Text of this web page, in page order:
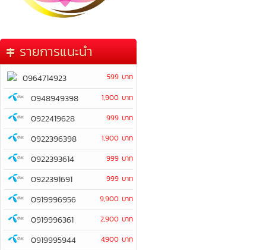
รายการแนะนำ
0964714923 599 บาท
0948949398 1,900 บาท
0922419628 999 บาท
0922396398 1,900 บาท
0922393614 999 บาท
0922391691 999 บาท
0919996956 9,900 บาท
0919996361 2,900 บาท
0919995944 4,900 บาท